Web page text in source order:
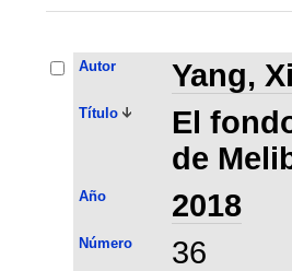
Autor Yang,
Título
El
de
Año 2018
Número 36